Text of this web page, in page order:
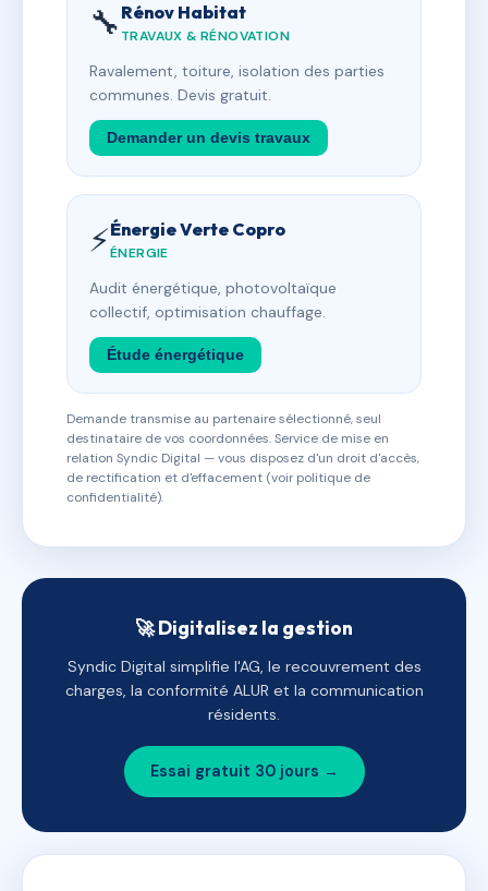
🔧 Rénov Habitat
TRAVAUX & RÉNOVATION
Ravalement, toiture, isolation des parties
communes. Devis gratuit.
Demander un devis travaux
⚡Énergie Verte Copro
ÉNERGIE
Audit énergétique, photovoltaïque
collectif, optimisation chauffage.
Étude énergétique
Demande transmise au partenaire sélectionné, seul
destinataire de vos coordonnées. Service de mise en
relation Syndic Digital — vous disposez d'un droit d'accès,
de rectification et d'effacement (voir politique de
confidentialité).
🚀 Digitalisez la gestion
Syndic Digital simplifie l'AG, le recouvrement des
charges, la conformité ALUR et la communication
résidents.
Essai gratuit 30 jours →